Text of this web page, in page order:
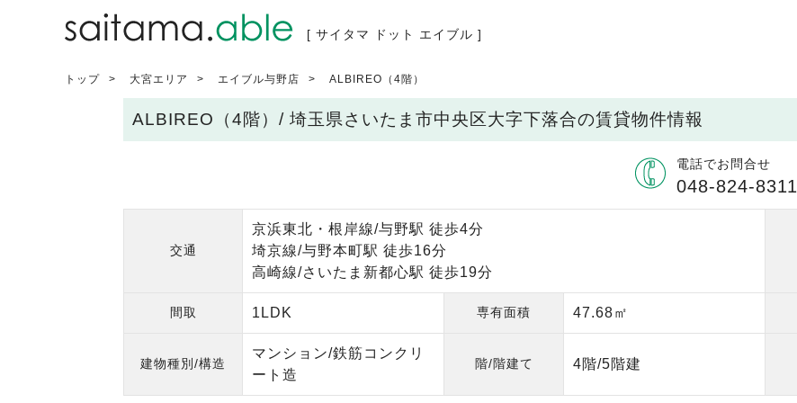
[ サイタマ ドット エイブル ]
トップ 大宮エリア エイブル与野店 ALBIREO（4階）
ALBIREO（4階）/ 埼玉県さいたま市中央区大字下落合の賃貸物件情報
電話でお問合せ
048-824-8311
交通
京浜東北・根岸線/与野駅 徒歩4分
埼京線/与野本町駅 徒歩16分
高崎線/さいたま新都心駅 徒歩19分
間取 1LDK 専有面積 47.68㎡
建物種別/構造
マンション/鉄筋コンクリ
ート造
階/階建て 4階/5階建